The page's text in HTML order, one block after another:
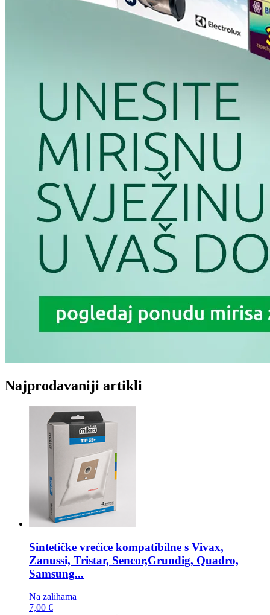
Najprodavaniji artikli
Sintetičke vrećice kompatibilne s Vivax,
Zanussi, Tristar, Sencor,Grundig, Quadro,
Samsung...
Na zalihama
7,00 €